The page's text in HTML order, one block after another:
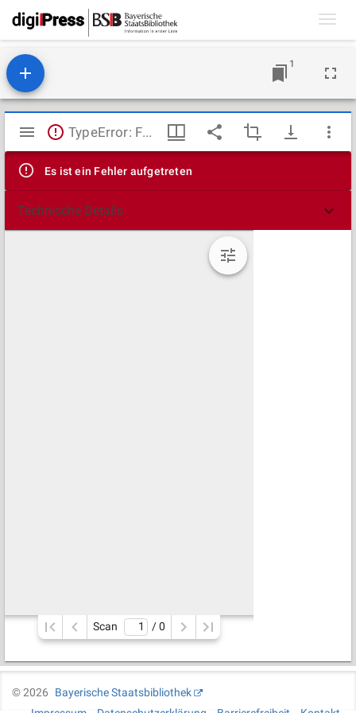
1
Mirador
Viewer
TypeError: Failed to fetch
Es ist ein Fehler aufgetreten
Technische Details
Scan / 0
©2026
Bayerische Staatsbibliothek